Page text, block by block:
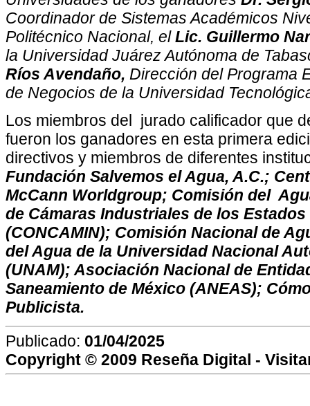
Coordinador de Sistemas Académicos
Politécnico Nacional, elLic. Guillermo
la Universidad Juárez Autónoma de
Ríos Avendaño, Dirección del Programa
de Negocios de la Universidad
Los miembros del jurado calificador que
fueron los ganadores en esta primera
directivos y miembros de diferentes
Fundación Salvemos el Agua, A.C.;
McCann Worldgroup; Comisión del
de Cámaras Industriales de los
(CONCAMIN); Comisión Nacional de
del Agua de la Universidad Nacional
(UNAM); Asociación Nacional de
Saneamiento de México (ANEAS);
Publicista.
Publicado: 01/04/2025
Copyright © 2009 Reseña Digital -